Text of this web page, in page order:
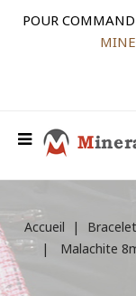
POUR
Accueil
Malachite